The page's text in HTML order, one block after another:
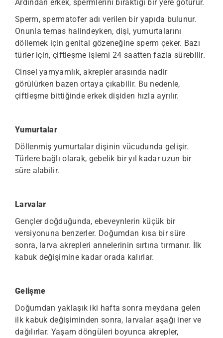
Ardından erkek, spermlerini bıraktığı bir yere götürür.
Sperm, spermatofer adı verilen bir yapıda bulunur.
Onunla temas halindeyken, dişi, yumurtalarını
döllemek için genital gözeneğine sperm çeker. Bazı
türler için, çiftleşme işlemi 24 saatten fazla sürebilir.
Cinsel yamyamlık, akrepler arasında nadir
görülürken bazen ortaya çıkabilir. Bu nedenle,
çiftleşme bittiğinde erkek dişiden hızla ayrılır.
Yumurtalar
Döllenmiş yumurtalar dişinin vücudunda gelişir.
Türlere bağlı olarak, gebelik bir yıl kadar uzun bir
süre alabilir.
Larvalar
Gençler doğduğunda, ebeveynlerin küçük bir
versiyonuna benzerler. Doğumdan kısa bir süre
sonra, larva akrepleri annelerinin sırtına tırmanır. İlk
kabuk değişimine kadar orada kalırlar.
Gelişme
Doğumdan yaklaşık iki hafta sonra meydana gelen
ilk kabuk değişiminden sonra, larvalar aşağı iner ve
dağılırlar. Yaşam döngüleri boyunca akrepler,